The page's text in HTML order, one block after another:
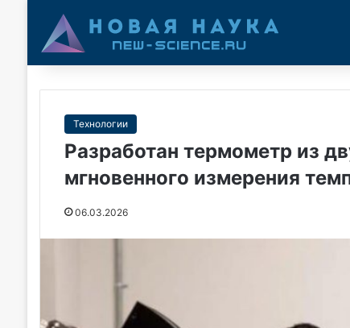
Технологии
Разработан термометр из
мгновенного измерения
06.03.2026